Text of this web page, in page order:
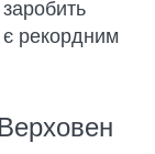
є рекордним